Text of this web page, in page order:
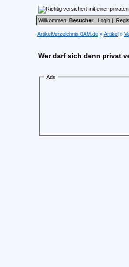
Willkommen: Besucher Login|
ArtikelVerzeichnis 0AM.de» Artikel»
Wer darf sich denn privat
Ads